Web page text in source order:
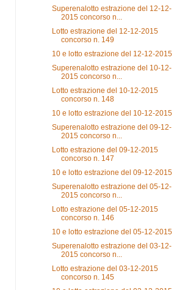
Superenalotto estrazione del 12-12-
2015 concorso n...
Lotto estrazione del 12-12-2015
concorso n. 149
10 e lotto estrazione del 12-12-2015
Superenalotto estrazione del 10-12-
2015 concorso n...
Lotto estrazione del 10-12-2015
concorso n. 148
10 e lotto estrazione del 10-12-2015
Superenalotto estrazione del 09-12-
2015 concorso n...
Lotto estrazione del 09-12-2015
concorso n. 147
10 e lotto estrazione del 09-12-2015
Superenalotto estrazione del 05-12-
2015 concorso n...
Lotto estrazione del 05-12-2015
concorso n. 146
10 e lotto estrazione del 05-12-2015
Superenalotto estrazione del 03-12-
2015 concorso n...
Lotto estrazione del 03-12-2015
concorso n. 145